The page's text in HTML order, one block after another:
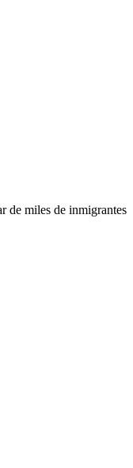
de miles de inmigrantes